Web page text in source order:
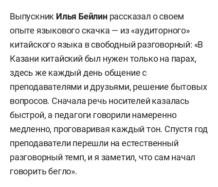
Выпускник Илья Бейлинрассказал о своем
опыте языкового скачка — из «аудиторного»
китайского языка в свободный разговорный: «В
Казани китайский был нужен только на парах,
здесь же каждый день общение с
преподавателями и друзьями, решение бытовых
вопросов. Сначала речь носителей казалась
быстрой, а педагоги говорили намеренно
медленно, проговаривая каждый тон. Спустя год
преподаватели перешли на естественный
разговорный темп, и я заметил, что сам начал
говорить бегло».